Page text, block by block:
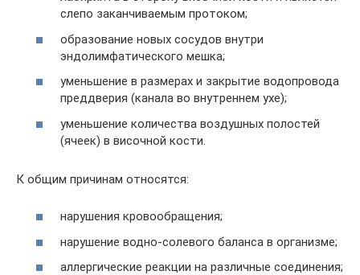
слепо заканчиваемым протоком;
образование новых сосудов внутри
эндолимфатического мешка;
уменьшение в размерах и закрытие водопровода
преддверия (канала во внутреннем ухе);
уменьшение количества воздушных полостей
(ячеек) в височной кости.
К общим причинам относятся:
нарушения кровообращения;
нарушение водно-солевого баланса в организме;
аллергические реакции на различные соединения;